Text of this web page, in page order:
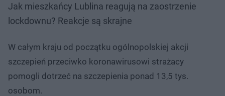
Jak mieszkańcy Lublina reagują na zaostrzenie
lockdownu? Reakcje są skrajne
W całym kraju od początku ogólnopolskiej akcji
szczepień przeciwko koronawirusowi strażacy
pomogli dotrzeć na szczepienia ponad 13,5 tys.
osobom.​